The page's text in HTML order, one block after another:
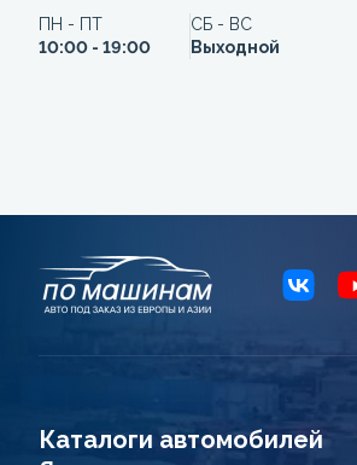
ПН - ПТ
10:00 - 19:00
СБ - ВС
Выходной
Каталоги автомобилей